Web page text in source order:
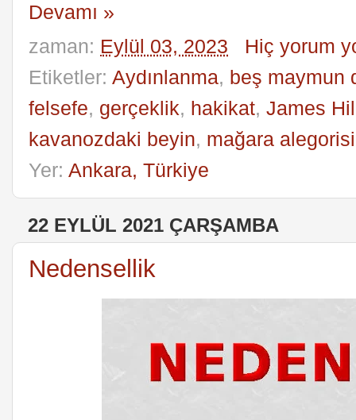
Devamı »
zaman: Eylül 03, 2023
Hiç yorum
Etiketler: Aydınlanma, beş maymun
felsefe, gerçeklik, hakikat, James
kavanozdaki beyin, mağara alegorisi
Yer: Ankara, Türkiye
22 EYLÜL 2021 ÇARŞAMBA
Nedensellik